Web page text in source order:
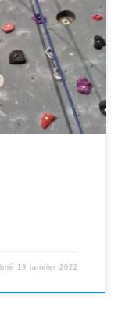
19 janvier de 13h
à l’escalade au
de l’AS se
peur du […]
19 janvier 2022